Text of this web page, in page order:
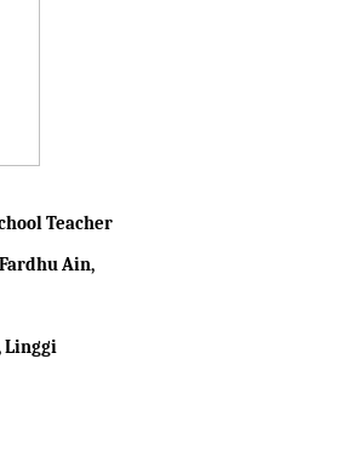
Teacher
Ain,
Linggi